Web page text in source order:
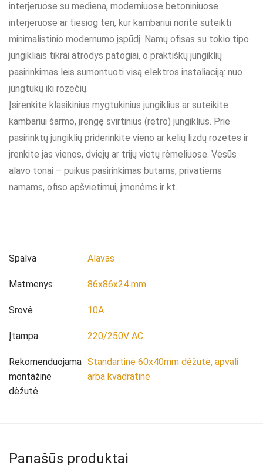
interjeruose su mediena, moderniuose betoniniuose
interjeruose ar tiesiog ten, kur kambariui norite suteikti
minimalistinio modernumo įspūdį. Namų ofisas su tokio tipo
jungikliais tikrai atrodys patogiai, o praktiškų jungiklių
pasirinkimas leis sumontuoti visą elektros instaliaciją: nuo
jungtukų iki rozečių.
Įsirenkite klasikinius mygtukinius jungiklius ar suteikite
kambariui šarmo, įrengę svirtinius (retro) jungiklius. Prie
pasirinktų jungiklių priderinkite vieno ar kelių lizdų rozetes ir
įrenkite jas vienos, dviejų ar trijų vietų rėmeliuose. Vėsūs
alavo tonai – puikus pasirinkimas butams, privatiems
namams, ofiso apšvietimui, įmonėms ir kt.
Spalva Alavas
Matmenys 86x86x24 mm
Srovė 10A
Įtampa 220/250V AC
Rekomenduojama
montažinė
dėžutė
Standartinė 60x40mm dėžutė, apvali
arba kvadratinė
Panašūs produktai